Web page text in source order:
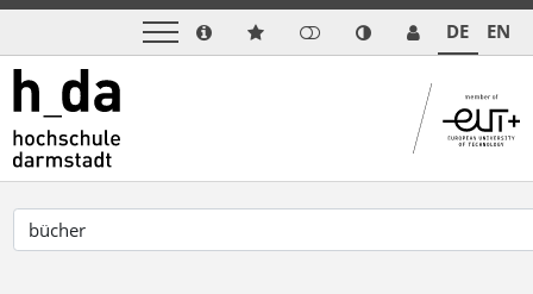
DE EN